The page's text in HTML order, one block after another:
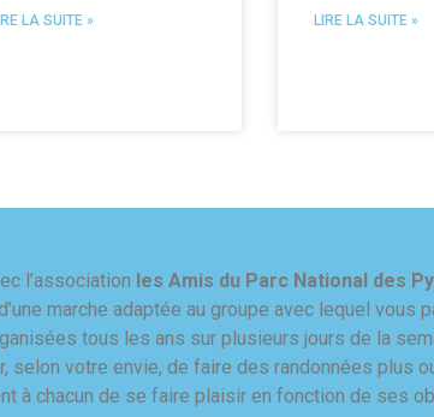
LA SUITE » LIRE LA SUITE »
l’association les Amis du Parc National des
marche adaptée au groupe avec lequel vous
tous les ans sur plusieurs jours de la
selon votre envie, de faire des randonnées plus
à chacun de se faire plaisir en fonction de ses